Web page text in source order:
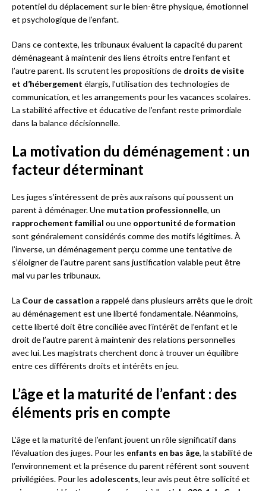
potentiel du déplacement sur le bien-être physique, émotionnel
et psychologique de l’enfant.
Dans ce contexte, les tribunaux évaluent la capacité du parent
déménageant à maintenir des liens étroits entre l’enfant et
l’autre parent. Ils scrutent les propositions de droits de visite
et d’hébergement élargis, l’utilisation des technologies de
communication, et les arrangements pour les vacances scolaires.
La stabilité affective et éducative de l’enfant reste primordiale
dans la balance décisionnelle.
La motivation du déménagement : un
facteur déterminant
Les juges s’intéressent de près aux raisons qui poussent un
parent à déménager. Une mutation professionnelle, un
rapprochement familial ou une opportunité de formation
sont généralement considérés comme des motifs légitimes. À
l’inverse, un déménagement perçu comme une tentative de
s’éloigner de l’autre parent sans justification valable peut être
mal vu par les tribunaux.
La Cour de cassation a rappelé dans plusieurs arrêts que le droit
au déménagement est une liberté fondamentale. Néanmoins,
cette liberté doit être conciliée avec l’intérêt de l’enfant et le
droit de l’autre parent à maintenir des relations personnelles
avec lui. Les magistrats cherchent donc à trouver un équilibre
entre ces différents droits et intérêts en jeu.
L’âge et la maturité de l’enfant : des
éléments pris en compte
L’âge et la maturité de l’enfant jouent un rôle significatif dans
l’évaluation des juges. Pour les enfants en bas âge, la stabilité de
l’environnement et la présence du parent référent sont souvent
privilégiées. Pour les adolescents, leur avis peut être sollicité et